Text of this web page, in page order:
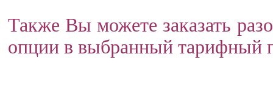
Также Вы можете заказать
опции в выбранный тарифный